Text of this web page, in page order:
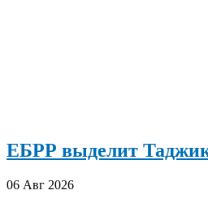
ЕБРР выделит
06 Авг 2026